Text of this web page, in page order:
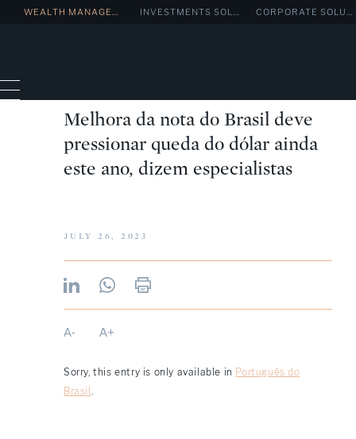
WEALTH MANAGEMENT INVESTMENTS SOLUTIONS CORPORATE SOLUTIONS
Melhora da nota do Brasil deve
pressionar queda do dólar ainda
este ano, dizem especialistas
JULY 26, 2023
A- A+
Sorry, this entry is only available in Português do
Brasil .